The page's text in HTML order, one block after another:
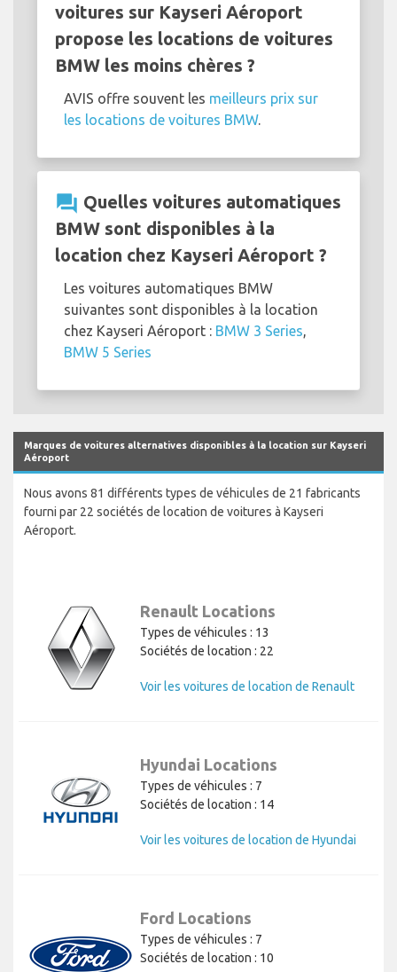
voitures sur Kayseri Aéroport
propose les locations de voitures
BMW les moins chères ?
AVIS offre souvent les meilleurs prix sur
les locations de voitures BMW.
question_answer Quelles voitures automatiques
BMW sont disponibles à la
location chez Kayseri Aéroport ?
Les voitures automatiques BMW
suivantes sont disponibles à la location
chez Kayseri Aéroport : BMW 3 Series,
BMW 5 Series
Marques de voitures alternatives disponibles à la location sur Kayseri
Aéroport
Nous avons 81 différents types de véhicules de 21 fabricants
fourni par 22 sociétés de location de voitures à Kayseri
Aéroport.
Renault Locations
Types de véhicules : 13
Sociétés de location : 22
Voir les voitures de location de Renault
Hyundai Locations
Types de véhicules : 7
Sociétés de location : 14
Voir les voitures de location de Hyundai
Ford Locations
Types de véhicules : 7
Sociétés de location : 10